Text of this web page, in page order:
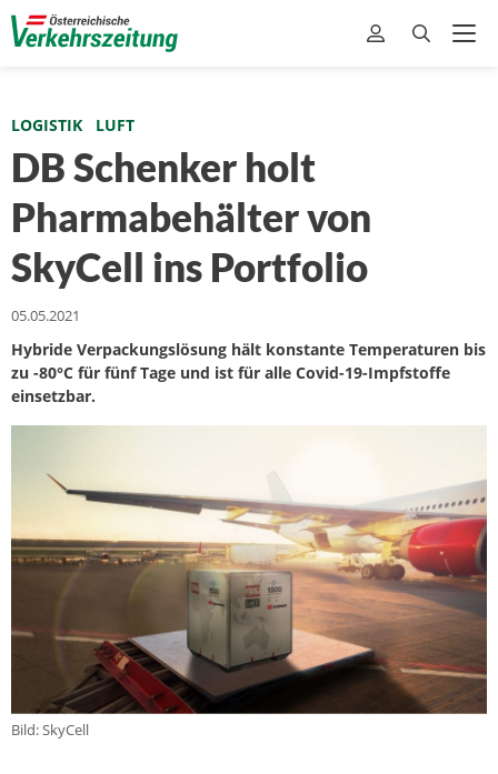
LOGISTIK LUFT
DB Schenker holt
Pharmabehälter von
SkyCell ins Portfolio
05.05.2021
Hybride Verpackungslösung hält konstante Temperaturen bis
zu -80°C für fünf Tage und ist für alle Covid-19-Impfstoffe
einsetzbar.
Bild: SkyCell